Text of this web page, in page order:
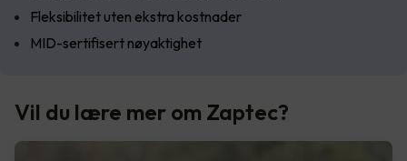
Fleksibilitet uten ekstra kostnader
MID-sertifisert nøyaktighet
Vil du lære mer om Zaptec?